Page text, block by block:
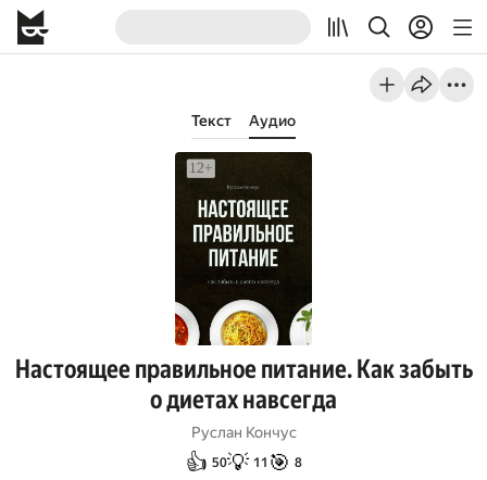
Текст Аудио
Настоящее правильное питание. Как забыть
о диетах навсегда
Руслан Кончус
👍 50💡 11 🎯 8